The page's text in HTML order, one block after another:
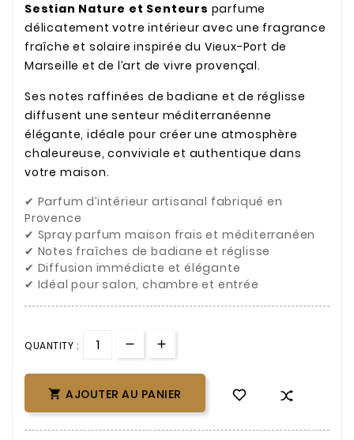
Sestian Nature et Senteurs parfume
délicatement votre intérieur avec une fragrance
fraîche et solaire inspirée du Vieux-Port de
Marseille et de l’art de vivre provençal.
Ses notes raffinées de badiane et de réglisse
diffusent une senteur méditerranéenne
élégante, idéale pour créer une atmosphère
chaleureuse, conviviale et authentique dans
votre maison.
✔ Parfum d’intérieur artisanal fabriqué en
Provence
✔ Spray parfum maison frais et méditerranéen
✔ Notes fraîches de badiane et réglisse
✔ Diffusion immédiate et élégante
✔ Idéal pour salon, chambre et entrée
QUANTITY :
 AJOUTER AU PANIER